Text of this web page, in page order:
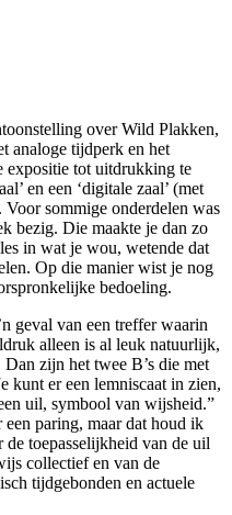
over Wild Plakken,
analoge tijdperk en het
expositie tot uitdrukking te
en een ‘digitale zaal’ (met
sommige onderdelen was
bezig. Die maakte je dan zo
in wat je wou, wetende dat
Op die manier wist je nog
bedoeling.
geval van een treffer waarin
alleen is al leuk natuurlijk,
zijn het twee B’s die met
kunt er een lemniscaat in zien,
uil, symbool van wijsheid.”
paring, maar dat houd ik
de toepasselijkheid van de uil
collectief en van de
tijdgebonden en actuele